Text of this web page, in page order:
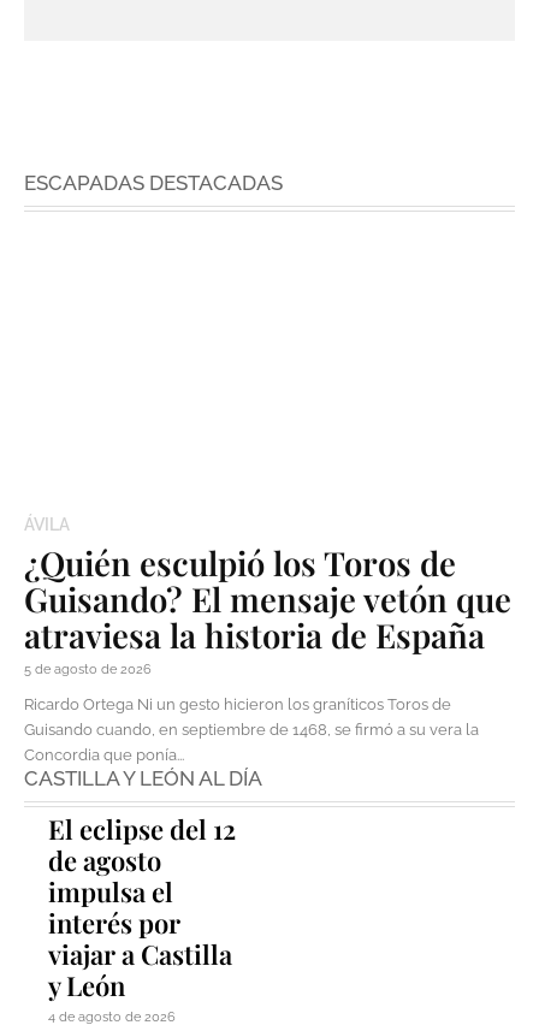
ESCAPADAS DESTACADAS
ÁVILA
¿Quién esculpió los Toros de
Guisando? El mensaje vetón que
atraviesa la historia de España
5 de agosto de 2026
Ricardo Ortega Ni un gesto hicieron los graníticos Toros de
Guisando cuando, en septiembre de 1468, se firmó a su vera la
Concordia que ponía...
CASTILLA Y LEÓN AL DÍA
El eclipse del 12
de agosto
impulsa el
interés por
viajar a Castilla
y León
4 de agosto de 2026